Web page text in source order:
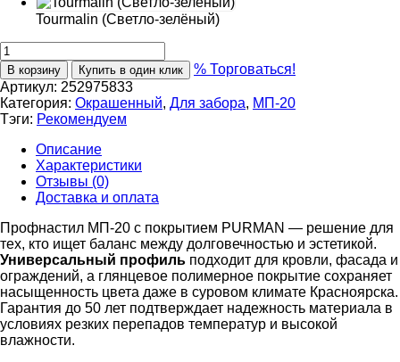
Tourmalin (Светло-зелёный)
В корзину Купить в один клик
% Торговаться!
Артикул: 252975833
Категория: Окрашенный, Для забора, МП-20
Тэги: Рекомендуем
Описание
Характеристики
Отзывы (0)
Доставка и оплата
Профнастил МП-20 с покрытием PURMAN — решение для
тех, кто ищет баланс между долговечностью и эстетикой.
Универсальный профиль подходит для кровли, фасада и
ограждений, а глянцевое полимерное покрытие сохраняет
насыщенность цвета даже в суровом климате Красноярска.
Гарантия до 50 лет подтверждает надежность материала в
условиях резких перепадов температур и высокой
влажности.